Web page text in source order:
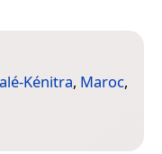
Kénitra, Maroc,